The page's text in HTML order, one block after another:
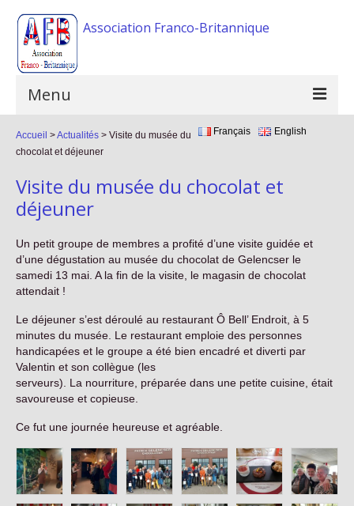
Association Franco-Britannique
Menu
Accueil
Activités
Evénements
FAQ
Galerie photos
Liens
Contact
Français English
Accueil >Actualités > Visite du musée du
chocolat et déjeuner
Visite du musée du chocolat et
déjeuner
Un petit groupe de membres a profité d’une visite guidée et
d’une dégustation au musée du chocolat de Gelencser le
samedi 13 mai. A la fin de la visite, le magasin de chocolat
attendait !
Le déjeuner s’est déroulé au restaurant Ô Bell’ Endroit, à 5
minutes du musée. Le restaurant emploie des personnes
handicapées et le groupe a été bien encadré et diverti par
Valentin et son collègue (les
serveurs). La nourriture, préparée dans une petite cuisine, était
savoureuse et copieuse.
Ce fut une journée heureuse et agréable.